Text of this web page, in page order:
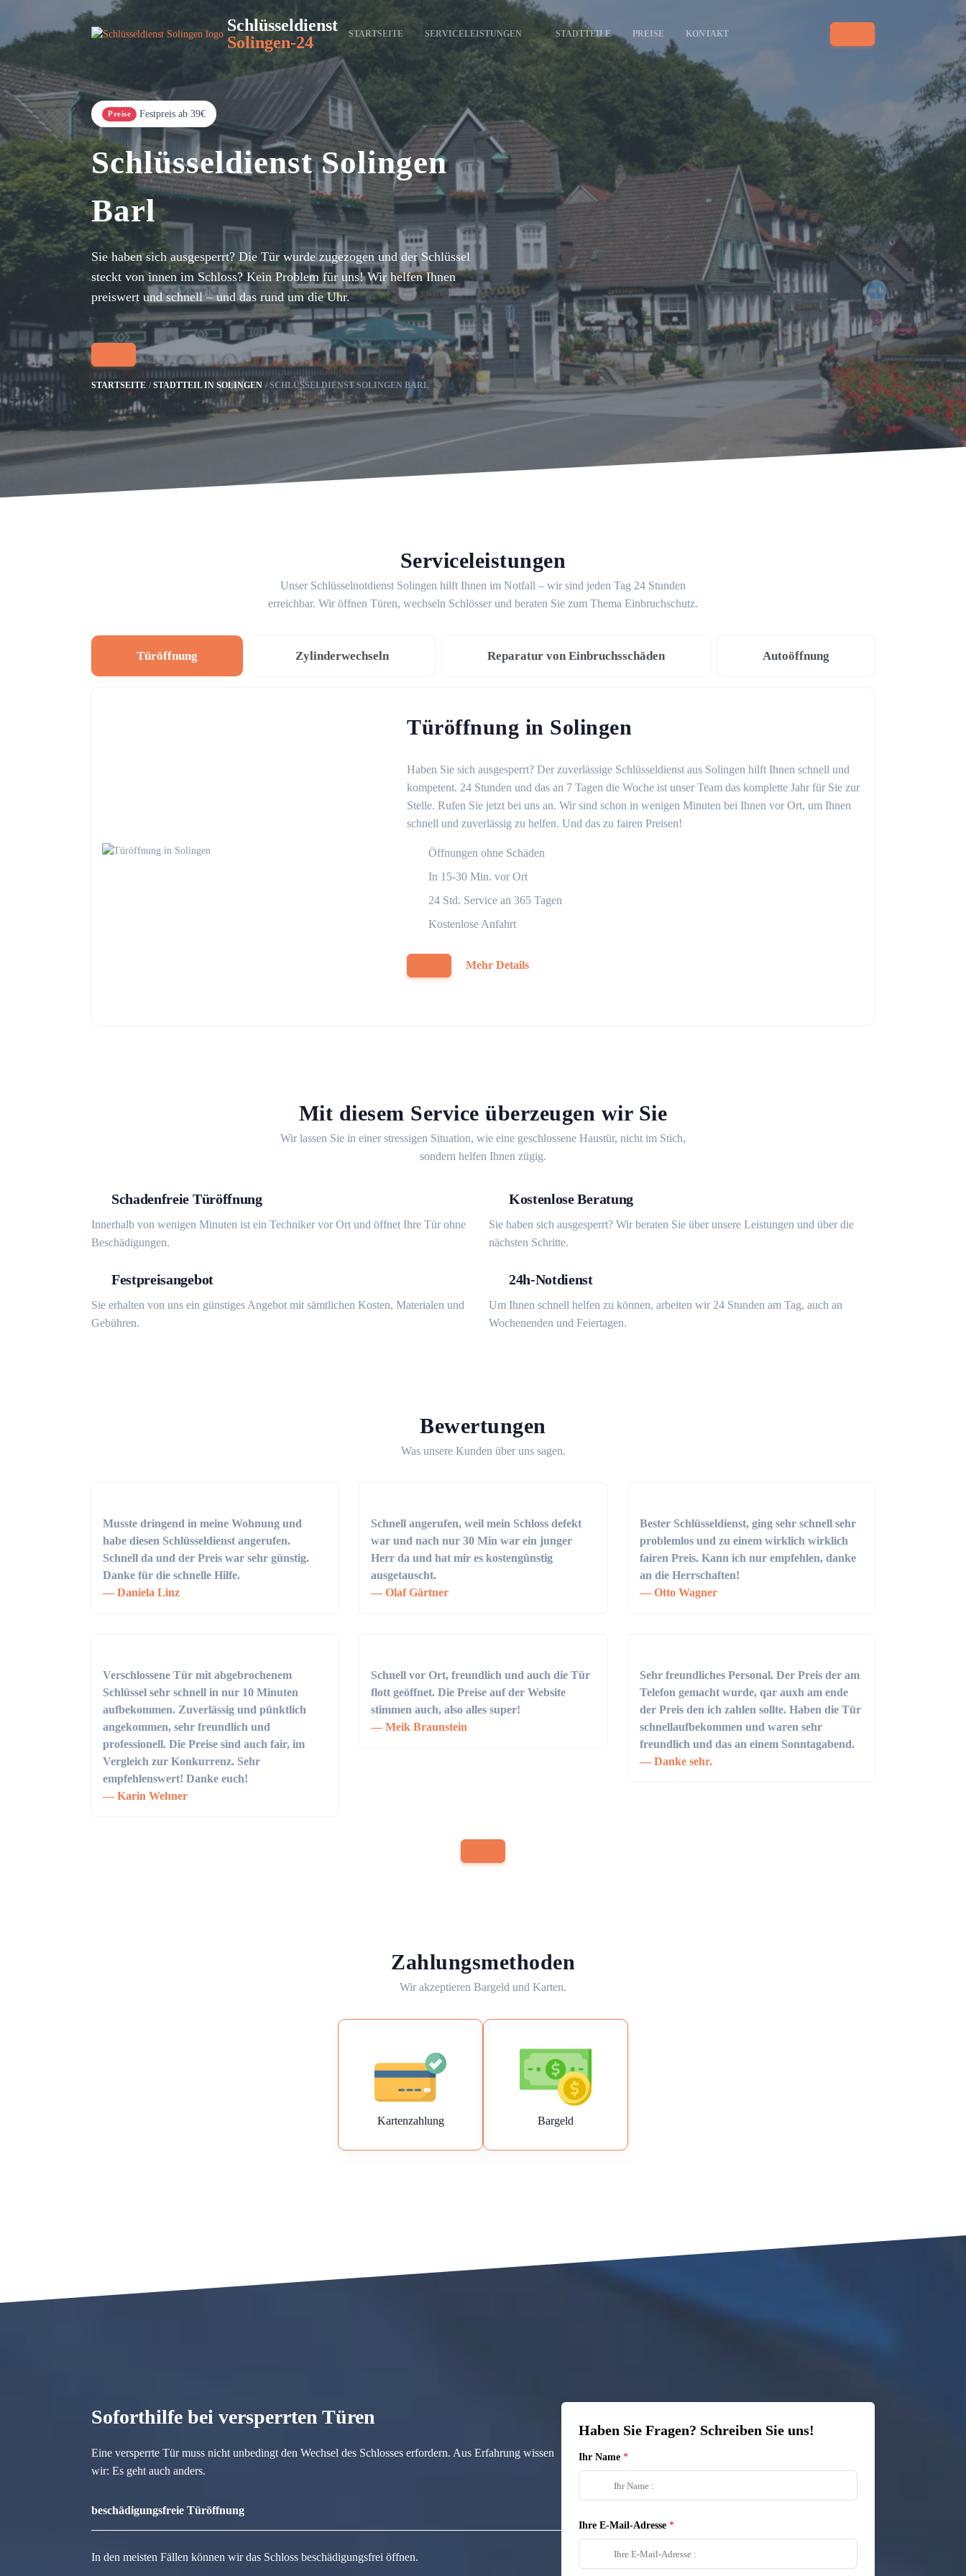
Schlüsseldienst
Solingen-24
STARTSEITE SERVICELEISTUNGEN STADTTEILE PREISE KONTAKT
Preise Festpreis ab 39€
Schlüsseldienst Solingen
Barl
Sie haben sich ausgesperrt? Die Tür wurde zugezogen und der Schlüssel
steckt von innen im Schloss? Kein Problem für uns! Wir helfen Ihnen
preiswert und schnell – und das rund um die Uhr.
STARTSEITE STADTTEIL IN SOLINGEN SCHLÜSSELDIENST SOLINGEN BARL
Serviceleistungen
Unser Schlüsselnotdienst Solingen hilft Ihnen im Notfall – wir sind jeden Tag 24 Stunden
erreichbar. Wir öffnen Türen, wechseln Schlösser und beraten Sie zum Thema Einbruchschutz.
Türöffnung Zylinderwechseln Reparatur von Einbruchsschäden Autoöffnung
Türöffnung in Solingen
Haben Sie sich ausgesperrt? Der zuverlässige Schlüsseldienst aus Solingen hilft Ihnen schnell und
kompetent. 24 Stunden und das an 7 Tagen die Woche ist unser Team das komplette Jahr für Sie zur
Stelle. Rufen Sie jetzt bei uns an. Wir sind schon in wenigen Minuten bei Ihnen vor Ort, um Ihnen
schnell und zuverlässig zu helfen. Und das zu fairen Preisen!
Öffnungen ohne Schäden
In 15-30 Min. vor Ort
24 Std. Service an 365 Tagen
Kostenlose Anfahrt
Mehr Details
Mit diesem Service überzeugen wir Sie
Wir lassen Sie in einer stressigen Situation, wie eine geschlossene Haustür, nicht im Stich,
sondern helfen Ihnen zügig.
Schadenfreie Türöffnung
Innerhalb von wenigen Minuten ist ein Techniker vor Ort und öffnet Ihre Tür ohne
Beschädigungen.
Kostenlose Beratung
Sie haben sich ausgesperrt? Wir beraten Sie über unsere Leistungen und über die
nächsten Schritte.
Festpreisangebot
Sie erhalten von uns ein günstiges Angebot mit sämtlichen Kosten, Materialen und
Gebühren.
24h-Notdienst
Um Ihnen schnell helfen zu können, arbeiten wir 24 Stunden am Tag, auch an
Wochenenden und Feiertagen.
Bewertungen
Was unsere Kunden über uns sagen.
Musste dringend in meine Wohnung und
habe diesen Schlüsseldienst angerufen.
Schnell da und der Preis war sehr günstig.
Danke für die schnelle Hilfe.
Daniela Linz
Schnell angerufen, weil mein Schloss defekt
war und nach nur 30 Min war ein junger
Herr da und hat mir es kostengünstig
ausgetauscht.
Olaf Gärtner
Bester Schlüsseldienst, ging sehr schnell sehr
problemlos und zu einem wirklich wirklich
fairen Preis. Kann ich nur empfehlen, danke
an die Herrschaften!
Otto Wagner
Verschlossene Tür mit abgebrochenem
Schlüssel sehr schnell in nur 10 Minuten
aufbekommen. Zuverlässig und pünktlich
angekommen, sehr freundlich und
professionell. Die Preise sind auch fair, im
Vergleich zur Konkurrenz. Sehr
empfehlenswert! Danke euch!
Karin Wehner
Schnell vor Ort, freundlich und auch die Tür
flott geöffnet. Die Preise auf der Website
stimmen auch, also alles super!
Meik Braunstein
Sehr freundliches Personal. Der Preis der am
Telefon gemacht wurde, qar auxh am ende
der Preis den ich zahlen sollte. Haben die Tür
schnellaufbekommen und waren sehr
freundlich und das an einem Sonntagabend.
Danke sehr.
Zahlungsmethoden
Wir akzeptieren Bargeld und Karten.
Kartenzahlung Bargeld
Soforthilfe bei versperrten Türen
Eine versperrte Tür muss nicht unbedingt den Wechsel des Schlosses erfordern. Aus Erfahrung wissen
wir: Es geht auch anders.
beschädigungsfreie Türöffnung
In den meisten Fällen können wir das Schloss beschädigungsfrei öffnen.
Haben Sie Fragen? Schreiben Sie uns!
Ihr Name
Ihre E-Mail-Adresse